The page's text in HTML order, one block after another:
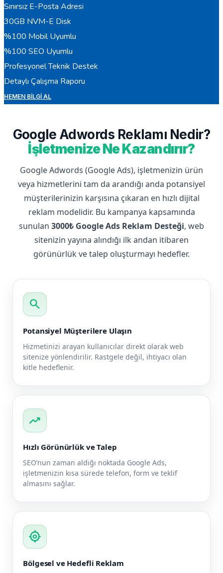
Sınırsız E-Posta Adresi
30GB NVM-E Disk
%100 Mobil Uyumlu
%100 SEO Uyumlu
Profesyonel Teknik Destek
Detaylı Çalışma Raporu
HEMEN BILGI AL
Google Adwords Reklamı Nedir?
İşletmenize Ne Kazandırır?
Google Adwords (Google Ads), işletmenizin ürün
veya hizmetlerini tam da arandığı anda potansiyel
müşterilerinizin karşısına çıkaran en hızlı dijital
reklam modelidir. Bu kampanya kapsamında
sunulan 3000₺ Google Ads Reklam Desteği, web
sitenizin yayına alındığı ilk andan itibaren
görünürlük ve talep oluşturmayı hedefler.
search
Potansiyel Müşterilere Ulaşın
Hizmetinizi arayan kullanıcılar direkt olarak web
sitenize yönlendirilir. Rastgele değil, ihtiyacı olan
kitle hedeflenir.
trending_up
Hızlı Görünürlük ve Talep
SEO’nun zaman aldığı noktada Google Ads,
işletmenizin kısa sürede telefon, form ve teklif
almasını sağlar.
my_location
Bölgesel ve Hedefli Reklam